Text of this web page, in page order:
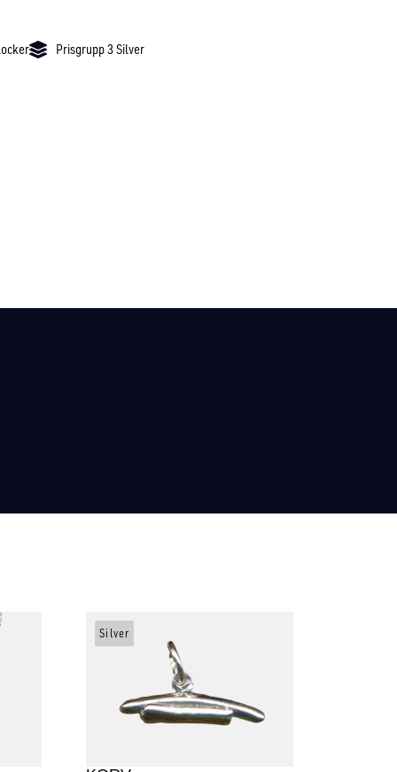
Prisgrupp 3 Silver
Silver